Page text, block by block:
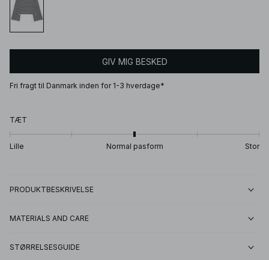
GIV MIG BESKED
Fri fragt til Danmark inden for 1-3 hverdage*
TÆT
Lille Normal pasform Stor
PRODUKTBESKRIVELSE
MATERIALS AND CARE
STØRRELSESGUIDE